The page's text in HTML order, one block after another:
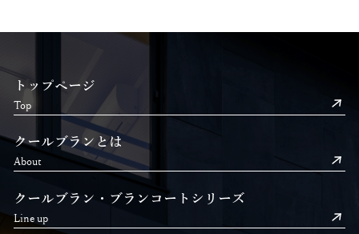
トップページ
Top
クールブランとは
About
クールブラン・ブランコートシリーズ
Line up